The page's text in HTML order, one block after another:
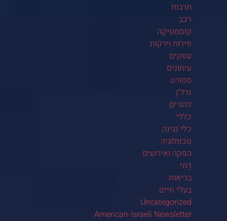
תרבות
רכב
קוֹסמֵטִיקָה
פירות וירקות
עסקים
עיתונים
ספורט
נדל"ן
להורים
כללי
כלי נגינה
טכנולוגיה
הפקה ואירועים
דָתִי
בריאות
בעלי חיים
Uncategorized
American-Israeli Newsletter